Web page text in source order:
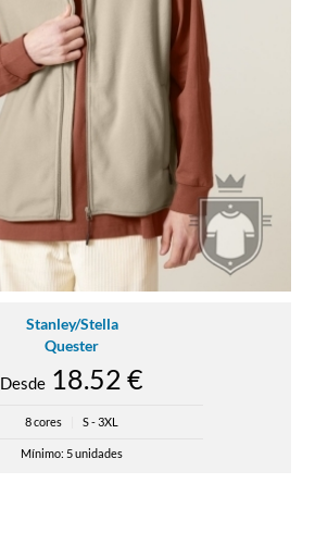
Stanley/Stella
Quester
Desde 18.52 €
8 cores S - 3XL
Mínimo: 5 unidades